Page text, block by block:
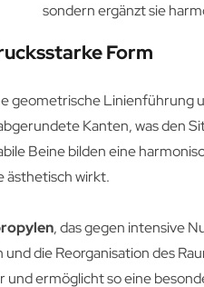
sondern ergänzt sie
Form
geometrische Linienführung
Kanten, was den
Beine bilden eine
ästhetisch wirkt.
, das gegen intensive
die Reorganisation des
ermöglicht so eine